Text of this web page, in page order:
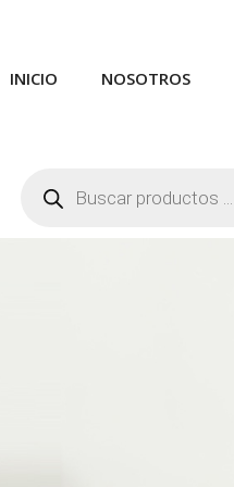
INICIO NOSOTROS
productos